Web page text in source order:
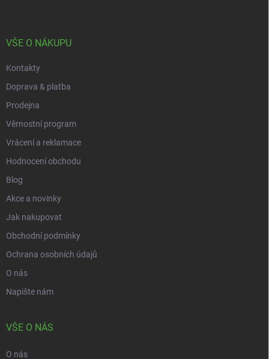
VŠE O NÁKUPU
Kontakty
Doprava & platba
Prodejna
Věrnostní program
Vrácení a reklamace
Hodnocení obchodu
Blog
Akce a novinky
Jak nakupovat
Obchodní podmínky
Ochrana osobních údajů
O nás
Napište nám
VŠE O NÁS
O nás